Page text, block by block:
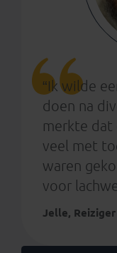
“Ik wilde
doen na
merkte dat
veel met
waren
voor
Jelle, Reiziger